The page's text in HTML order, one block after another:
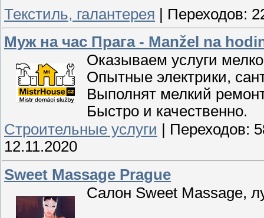
Текстиль, галантерея | Переходов:
Муж на час Прага - Manžel na
Оказываем услуги
Опытные электрики,
Выполнят мелкий
Быстро и качественно.
Строительные услуги
Переходов:
12.11.2020
Sweet Massage Prague
Салон Sweet Massage,